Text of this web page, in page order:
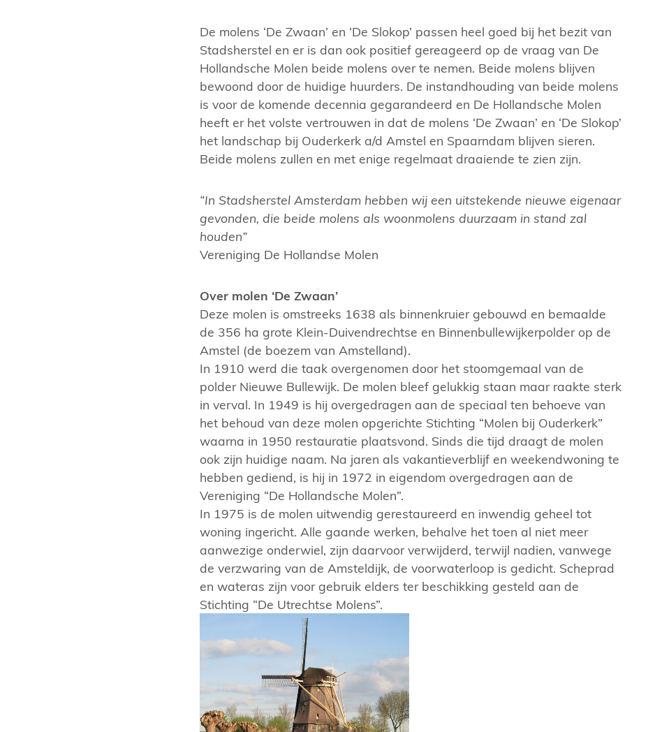
De molens ‘De Zwaan’ en ‘De Slokop’ passen heel goed bij het bezit van
Stadsherstel en er is dan ook positief gereageerd op de vraag van De
Hollandsche Molen beide molens over te nemen. Beide molens blijven
bewoond door de huidige huurders. De instandhouding van beide molens
is voor de komende decennia gegarandeerd en De Hollandsche Molen
heeft er het volste vertrouwen in dat de molens ‘De Zwaan’ en ‘De Slokop’
het landschap bij Ouderkerk a/d Amstel en Spaarndam blijven sieren.
Beide molens zullen en met enige regelmaat draaiende te zien zijn.
“In Stadsherstel Amsterdam hebben wij een uitstekende nieuwe eigenaar
gevonden, die beide molens als woonmolens duurzaam in stand zal
houden”
Vereniging De Hollandse Molen
Over molen ‘De Zwaan’
Deze molen is omstreeks 1638 als binnenkruier gebouwd en bemaalde
de 356 ha grote Klein-Duivendrechtse en Binnenbullewijkerpolder op de
Amstel (de boezem van Amstelland).
In 1910 werd die taak overgenomen door het stoomgemaal van de
polder Nieuwe Bullewijk. De molen bleef gelukkig staan maar raakte sterk
in verval. In 1949 is hij overgedragen aan de speciaal ten behoeve van
het behoud van deze molen opgerichte Stichting “Molen bij Ouderkerk”
waarna in 1950 restauratie plaatsvond. Sinds die tijd draagt de molen
ook zijn huidige naam. Na jaren als vakantieverblijf en weekendwoning te
hebben gediend, is hij in 1972 in eigendom overgedragen aan de
Vereniging “De Hollandsche Molen”.
In 1975 is de molen uitwendig gerestaureerd en inwendig geheel tot
woning ingericht. Alle gaande werken, behalve het toen al niet meer
aanwezige onderwiel, zijn daarvoor verwijderd, terwijl nadien, vanwege
de verzwaring van de Amsteldijk, de voorwaterloop is gedicht. Scheprad
en wateras zijn voor gebruik elders ter beschikking gesteld aan de
Stichting “De Utrechtse Molens”.